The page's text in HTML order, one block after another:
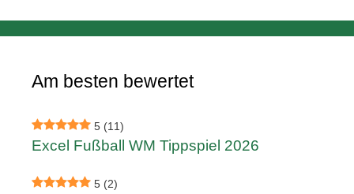
Am besten bewertet
5 (11)
Excel Fußball WM Tippspiel 2026
5 (2)